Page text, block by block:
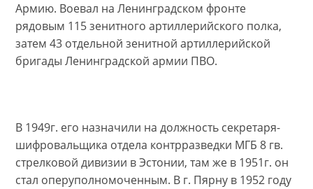
Армию. Воевал на Ленинградском фронте
рядовым 115 зенитного артиллерийского полка,
затем 43 отдельной зенитной артиллерийской
бригады Ленинградской армии ПВО.
В 1949г. его назначили на должность секретаря-
шифровальщика отдела контрразведки МГБ 8 гв.
стрелковой дивизии в Эстонии, там же в 1951г. он
стал оперуполномоченным. В г. Пярну в 1952 году